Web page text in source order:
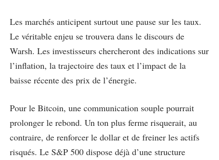
Les marchés anticipent surtout une pause sur les taux.
Le véritable enjeu se trouvera dans le discours de
Warsh. Les investisseurs chercheront des indications sur
l’inflation, la trajectoire des taux et l’impact de la
baisse récente des prix de l’énergie.
Pour le Bitcoin, une communication souple pourrait
prolonger le rebond. Un ton plus ferme risquerait, au
contraire, de renforcer le dollar et de freiner les actifs
risqués. Le S&P 500 dispose déjà d’une structure